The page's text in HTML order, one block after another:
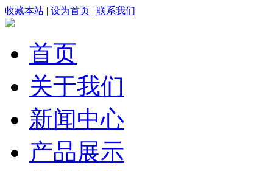
收藏本站 | 设为首页 | 联系我们
首页
关于我们
新闻中心
产品展示